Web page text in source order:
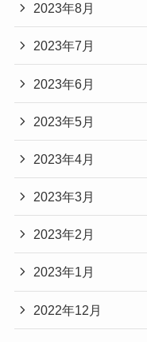
2023年8月
2023年7月
2023年6月
2023年5月
2023年4月
2023年3月
2023年2月
2023年1月
2022年12月